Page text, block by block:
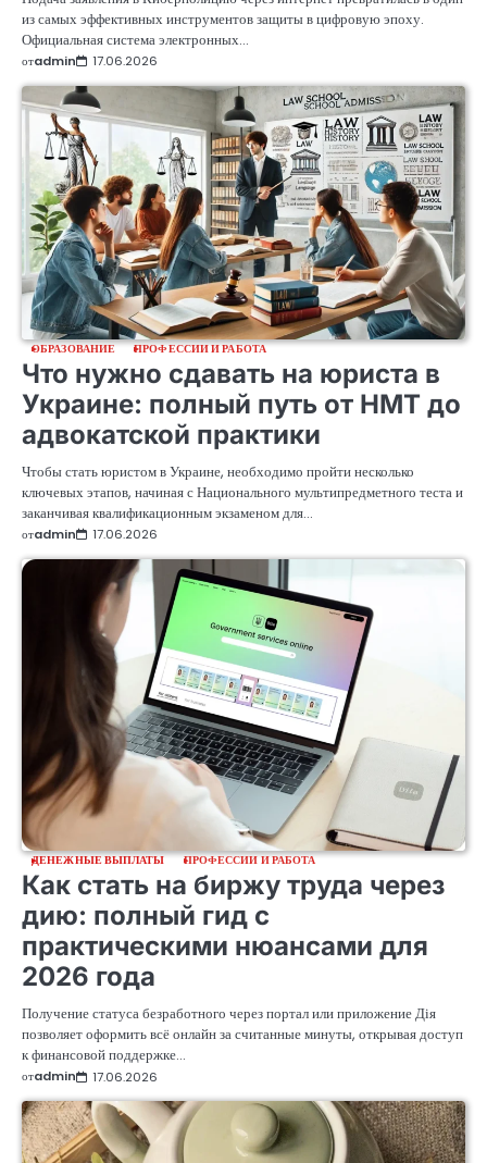
из самых эффективных инструментов защиты в цифровую эпоху.
Официальная система электронных…
отadmin 17.06.2026
ОБРАЗОВАНИЕ ПРОФЕССИИ И РАБОТА
Что нужно сдавать на юриста в
Украине: полный путь от НМТ до
адвокатской практики
Чтобы стать юристом в Украине, необходимо пройти несколько
ключевых этапов, начиная с Национального мультипредметного теста и
заканчивая квалификационным экзаменом для…
отadmin 17.06.2026
ДЕНЕЖНЫЕ ВЫПЛАТЫ ПРОФЕССИИ И РАБОТА
Как стать на биржу труда через
дию: полный гид с
практическими нюансами для
2026 года
Получение статуса безработного через портал или приложение Дія
позволяет оформить всё онлайн за считанные минуты, открывая доступ
к финансовой поддержке…
отadmin 17.06.2026